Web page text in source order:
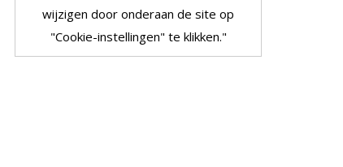
wijzigen door onderaan de site op
"Cookie-instellingen" te klikken."